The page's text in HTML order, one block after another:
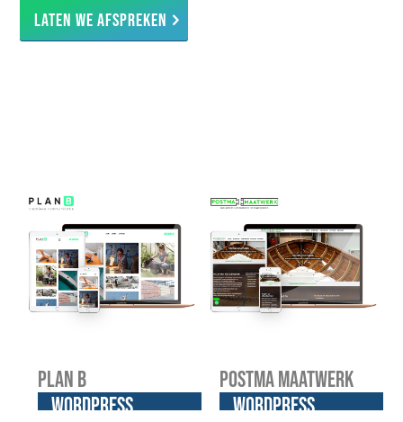
Laten we afspreken
Plan B
WordPress
Postma Maatwerk
WordPress